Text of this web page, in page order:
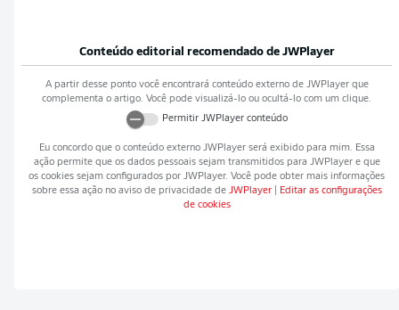
Conteúdo editorial recomendado de JWPlayer
A partir desse ponto você encontrará conteúdo externo de JWPlayerque
complementa o artigo. Você pode visualizá-lo ou ocultá-lo com um clique.
Permitir JWPlayerconteúdo
Eu concordo que o conteúdo externo JWPlayerserá exibido para mim. Essa
ação permite que os dados pessoais sejam transmitidos para JWPlayere que
os cookies sejam configurados por JWPlayer. Você pode obter mais informações
sobre essa ação no aviso de privacidade de JWPlayer
Editar as configurações
de cookies